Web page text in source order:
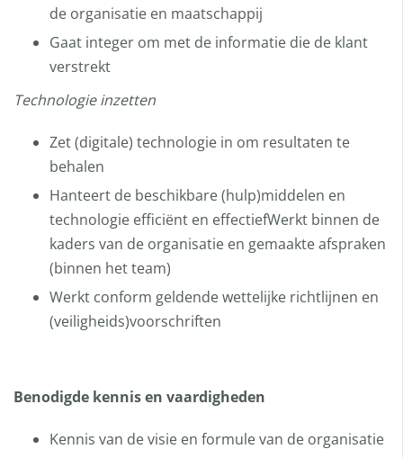
de organisatie en maatschappij
Gaat integer om met de informatie die de klant
verstrekt
Technologie inzetten
Zet (digitale) technologie in om resultaten te
behalen
Hanteert de beschikbare (hulp)middelen en
technologie efficiënt en effectiefWerkt binnen de
kaders van de organisatie en gemaakte afspraken
(binnen het team)
Werkt conform geldende wettelijke richtlijnen en
(veiligheids)voorschriften
Benodigde kennis en vaardigheden
Kennis van de visie en formule van de organisatie